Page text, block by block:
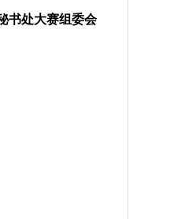
书处大赛组委会